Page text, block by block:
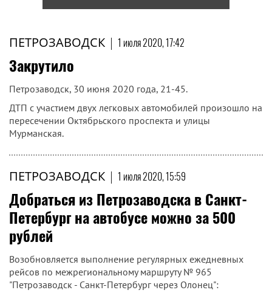
ПЕТРОЗАВОДСК | 1 июля 2020, 17:42
Закрутило
Петрозаводск, 30 июня 2020 года, 21-45.
ДТП с участием двух легковых автомобилей произошло на
пересечении Октябрьского проспекта и улицы
Мурманская.
ПЕТРОЗАВОДСК | 1 июля 2020, 15:59
Добраться из Петрозаводска в Санкт-
Петербург на автобусе можно за 500
рублей
Возобновляется выполнение регулярных ежедневных
рейсов по межрегиональному маршруту № 965
"Петрозаводск - Санкт-Петербург через Олонец":